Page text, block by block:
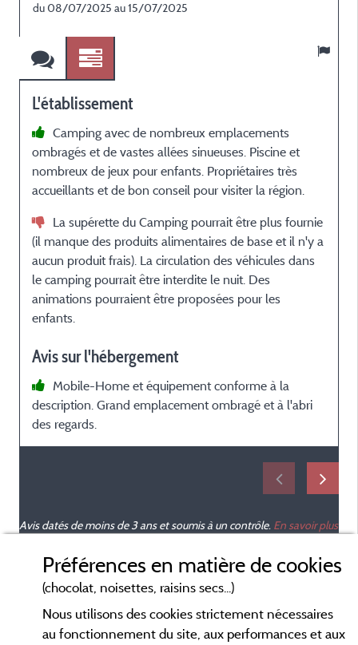
du 08/07/2025 au 15/07/2025
L'établissement
Camping avec de nombreux emplacements
ombragés et de vastes allées sinueuses. Piscine et
nombreux de jeux pour enfants. Propriétaires très
accueillants et de bon conseil pour visiter la région.
La supérette du Camping pourrait être plus fournie
(il manque des produits alimentaires de base et il n'y a
aucun produit frais). La circulation des véhicules dans
le camping pourrait être interdite le nuit. Des
animations pourraient être proposées pour les
enfants.
Avis sur l'hébergement
Mobile-Home et équipement conforme à la
description. Grand emplacement ombragé et à l'abri
des regards.
Avis datés de moins de 3 ans et soumis à un contrôle. En savoir plus
Préférences en matière de cookies
(chocolat, noisettes, raisins secs...)
Nous utilisons des cookies strictement nécessaires
au fonctionnement du site, aux performances et aux